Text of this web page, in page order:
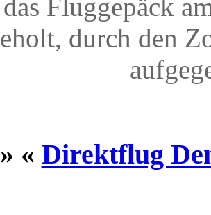
Fluggepäck
durch den
» « Direktflug